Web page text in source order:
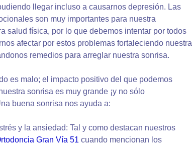
llegar incluso a causarnos depresión. Las
son muy importantes para nuestra
salud física, por lo que debemos intentar por todos
afectar por estos problemas fortaleciendo nuestra
remedios para arreglar nuestra sonrisa.
es malo; el impacto positivo del que podemos
sonrisa es muy grande ¡y no sólo
buena sonrisa nos ayuda a:
y la ansiedad: Tal y como destacan nuestros
Gran Vía 51 cuando mencionan los